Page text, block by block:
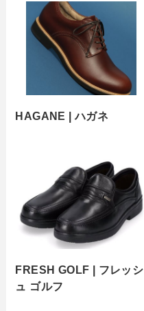
HAGANE | ハガネ
FRESH GOLF | フレッシ
ュ ゴルフ